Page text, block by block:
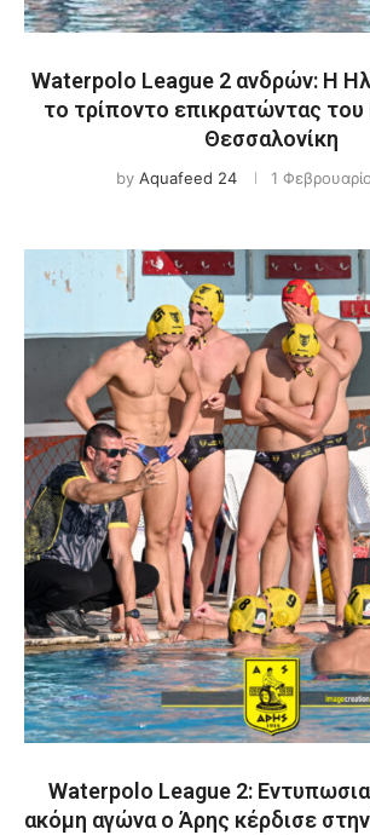
Waterpolo League 2 ανδρών: Η
το τρίποντο επικρατώντας
Θεσσαλονίκη
by Aquafeed 24 1
Waterpolo League 2:
ακόμη αγώνα ο Άρης κέρδισε